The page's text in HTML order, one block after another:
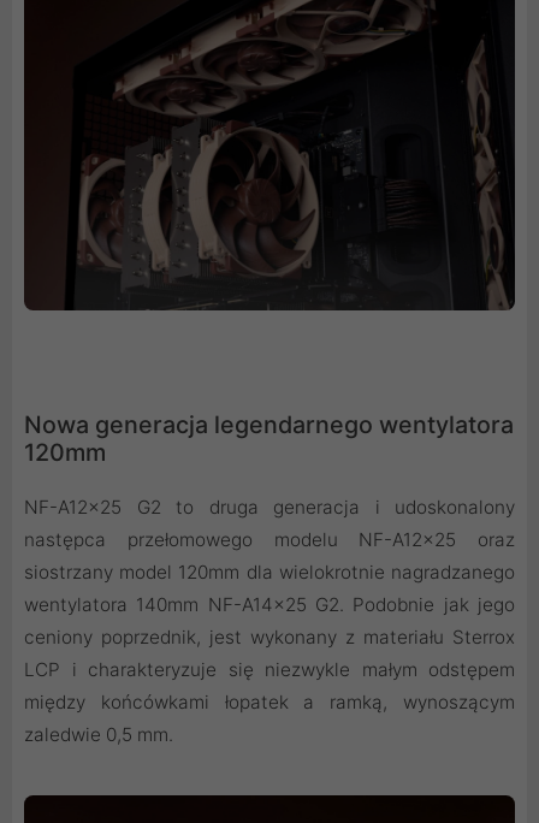
Nowa generacja legendarnego wentylatora
120mm
NF-A12x25 G2 to druga generacja i udoskonalony
następca przełomowego modelu NF-A12x25 oraz
siostrzany model 120mm dla wielokrotnie nagradzanego
wentylatora 140mm NF-A14x25 G2. Podobnie jak jego
ceniony poprzednik, jest wykonany z materiału Sterrox
LCP i charakteryzuje się niezwykle małym odstępem
między końcówkami łopatek a ramką, wynoszącym
zaledwie 0,5 mm.